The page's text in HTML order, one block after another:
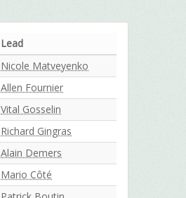
Lead
Nicole Matveyenko
Allen Fournier
Vital Gosselin
Richard Gingras
Alain Demers
Mario Côté